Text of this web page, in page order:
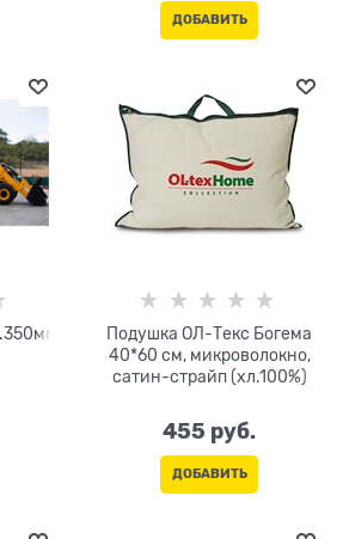
ДОБАВИТЬ
Подушка ОЛ-Текс Богема
40*60 см, микроволокно,
сатин-страйп (хл.100%)
455 руб.
ДОБАВИТЬ